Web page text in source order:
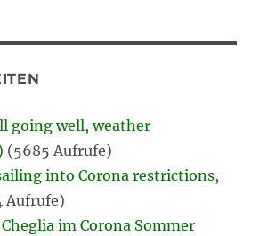
going well, weather
(5685 Aufrufe)
into Corona restrictions,
Aufrufe)
im Corona Sommer